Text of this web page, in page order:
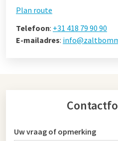
Plan route
Telefoon: +31 418 79 90 90
E-mailadres:
Uw vraag of opmerking